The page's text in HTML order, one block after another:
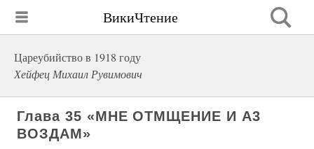
ВикиЧтение
Цареубийство в 1918 году
Хейфец Михаил Рувимович
Глава 35 «МНЕ ОТМЩЕНИЕ И A3
ВОЗДАМ»